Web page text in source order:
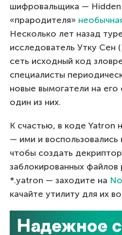
шифровальщика — Hidden
«прародителя»
Несколько лет назад
исследователь Утку Сен
сеть исходный код
специалисты
новые вымогатели на
один из них.
К счастью, в коде Yatron
— ими и воспользовались
чтобы создать
заблокированных
*.yatron — заходите на
качайте утилиту для их